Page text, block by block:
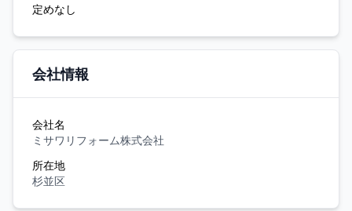
定めなし
会社情報
会社名
ミサワリフォーム株式会社
所在地
杉並区